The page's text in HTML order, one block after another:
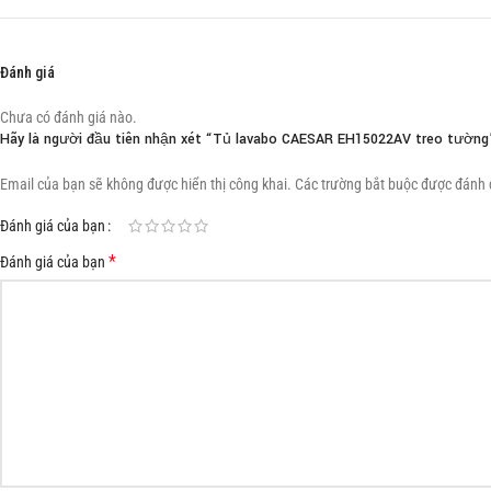
Đánh giá
Chưa có đánh giá nào.
Hãy là người đầu tiên nhận xét “Tủ lavabo CAESAR EH15022AV treo
Email của bạn sẽ không được hiển thị công khai. Các trường bắt buộc được đánh
Đánh giá của bạn
Đánh giá của bạn *